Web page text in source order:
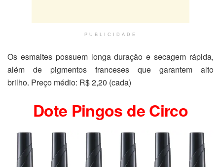
PUBLICIDADE
Os esmaltes possuem longa duração e secagem rápida,
além de pigmentos franceses que garantem alto
brilho. Preço médio: R$ 2,20 (cada)
Dote Pingos de Circo